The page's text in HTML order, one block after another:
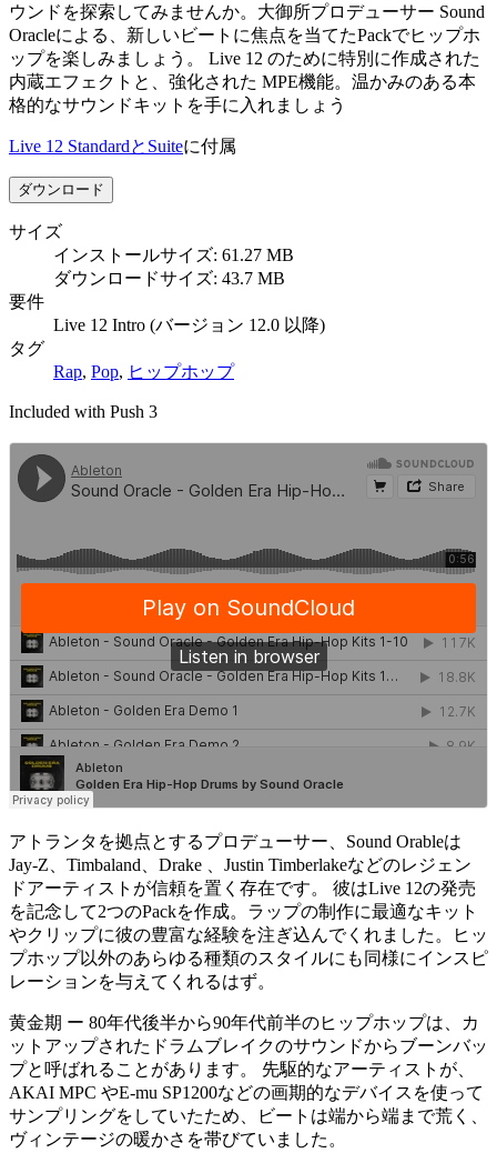
ウンドを探索してみませんか。大御所プロデューサー Sound
Oracleによる、新しいビートに焦点を当てたPackでヒップホ
ップを楽しみましょう。 Live 12 のために特別に作成された
内蔵エフェクトと、強化された MPE機能。温かみのある本
格的なサウンドキットを手に入れましょう
Live 12 StandardとSuiteに付属
ダウンロード
サイズ
インストールサイズ: 61.27 MB
ダウンロードサイズ: 43.7 MB
要件
Live 12 Intro (バージョン 12.0 以降)
タグ
Rap, Pop, ヒップホップ
Included with Push 3
アトランタを拠点とするプロデューサー、Sound Orableは
Jay-Z、Timbaland、Drake 、Justin Timberlakeなどのレジェン
ドアーティストが信頼を置く存在です。 彼はLive 12の発売
を記念して2つのPackを作成。ラップの制作に最適なキット
やクリップに彼の豊富な経験を注ぎ込んでくれました。ヒッ
プホップ以外のあらゆる種類のスタイルにも同様にインスピ
レーションを与えてくれるはず。
黄金期 ー 80年代後半から90年代前半のヒップホップは、カ
ットアップされたドラムブレイクのサウンドからブーンバッ
プと呼ばれることがあります。 先駆的なアーティストが、
AKAI MPC やE-mu SP1200などの画期的なデバイスを使って
サンプリングをしていたため、ビートは端から端まで荒く、
ヴィンテージの暖かさを帯びていました。